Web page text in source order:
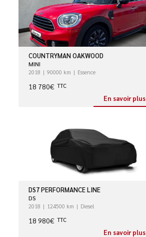
COUNTRYMAN OAKWOOD
MINI
2018 90000 km Essence
18 780€ TTC
En savoir plus
DS7 PERFORMANCE LINE
DS
2018 124500 km Diesel
18 980€ TTC
En savoir plus